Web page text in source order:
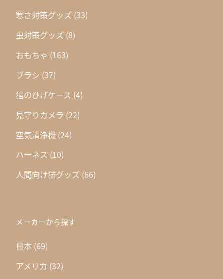
寒さ対策グッズ (33)
虫対策グッズ (8)
おもちゃ (163)
ブラシ (37)
猫のひげケース (4)
見守りカメラ (22)
空気清浄機 (24)
ハーネス (10)
人間向け猫グッズ (66)
メーカーから探す
日本 (69)
アメリカ (32)